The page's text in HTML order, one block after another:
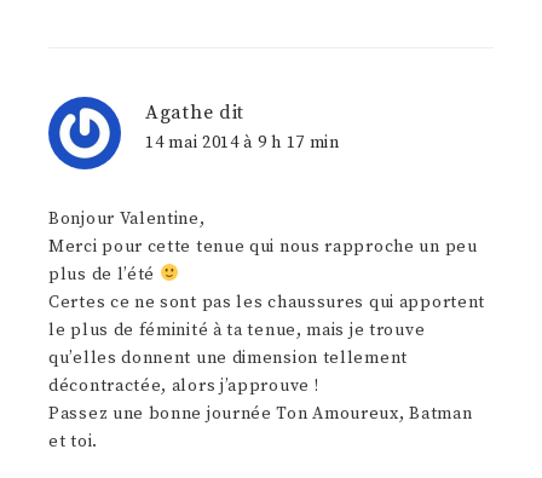
Agathe dit
14 mai 2014 à 9 h 17 min
Bonjour Valentine,
Merci pour cette tenue qui nous rapproche un peu
plus de l’été
Certes ce ne sont pas les chaussures qui apportent
le plus de féminité à ta tenue, mais je trouve
qu’elles donnent une dimension tellement
décontractée, alors j’approuve !
Passez une bonne journée Ton Amoureux, Batman
et toi.